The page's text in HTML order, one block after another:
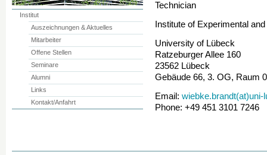
Technician
Institute of Experimental
University of Lübeck
Ratzeburger Allee 160
23562 Lübeck
Gebäude 66, 3. OG, Raum
Email: wiebke.brandt(at)uni-
Phone: +49 451 3101 7246
Institut
Auszeichnungen & Aktuelles
Mitarbeiter
Offene Stellen
Seminare
Alumni
Links
Kontakt/Anfahrt